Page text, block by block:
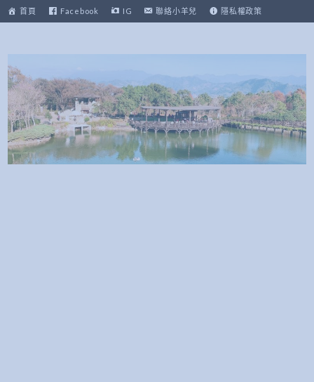
至
內
首頁 Facebook IG 聯絡小羊兒 隱私權政策